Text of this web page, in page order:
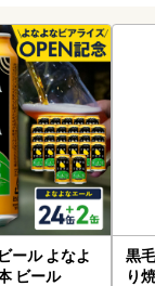
ール よなよ
ビール
黒
り